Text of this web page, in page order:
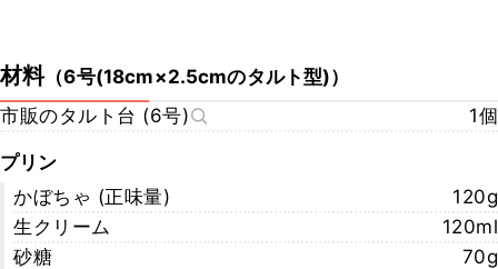
材料（6号(18cm×2.5cmのタルト型)）
市販のタルト台 (6号)
1個
プリン
かぼちゃ (正味量)
120g
生クリーム
120ml
砂糖
70g